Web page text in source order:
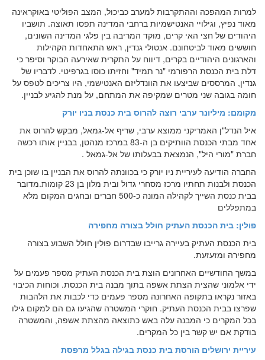
למרות המהפכה וההתקרבות למערב כביכול, המצב הפוליטי באוקראינה
מאוד נפיץ, וגילויי האנטישמיות ברחבי המדינה תפסו תאוצה. תושביו
היהודים של חצי האי קרים, מוקד המריבה בין פלגי המדינה השונים,
חוששים מאוד לביטחונם. אנטולי גנדין, ראש התאחדות הקהילות
והארגונים היהודיים בקרים, דיווח על התקרית שאירעה הבוקר וסיפר כי
דלת בית הכנסת הרפורמי "נר תמיד" וחזיתו כוסו בגרפיטי. לדבריו של
גנדין, המרססים שביצעו את הוונדליזם האנטישמי, היו צריכים לטפס על
חומה בגובה שני מטרים שמקיפה את המתחם, על מנת להגיע לבניין.
מקומם: מיליונר ערבי רוצה להרוס בית כנסת בניו יורק
איל הנדל"ן האמריקני ממוצא ערבי, שריף אל-גמאל, מבקש להרוס את
אחד מבתי הכנסת הוותיקים בן ה-83 במרכז מנהטן, בבניין אותו רכשה
חברת "מורי היל", הנמצאת בבעלותו של אל-גמאל .
החברה הודיעה לעיריית ניו יורק כי בכוונתה להרוס את הבניין בו שוכן בית
הכנסת ולבנות תחתיו מרכז מסחרי גדול ובית מלון בן 23 קומות
.מדובר
בבית כנסת השייך לקהילה המונה כ-500 חברים ובחגים המקום מלא
במתפללים
פולין: בית הכנסת העתיק חולל בצורה מחפירה
בית הכנסת העתיק בעיירה גרייבו שבדרום פולין חולל השבוע בצורה
מחפירה ומזעזעת.
במשך החודשיים האחרונים הוצת בית הכנסת העתיק מספר פעמים על
ידי אלמוני שהצית הצתת אשפה בתוך מבנה בית הכנסת. וכוחות הכיבוי
באזור נקראו בתקופה האחרונה מספר פעמים כדי לכבות את הלהבות
שפרצו בבית הכנסת העתיק. חוקרי המשטרה שהגיעו גם הם למקום גילו
בכל המקרים כי המבנה עלה באש כתוצאה מהצתת אשפה, והמשטרה
בודקת אם יש קשר בין כל המקרים.
עיריית ירושלים הורסת בית כנסת בגילה בגלל מרפסת